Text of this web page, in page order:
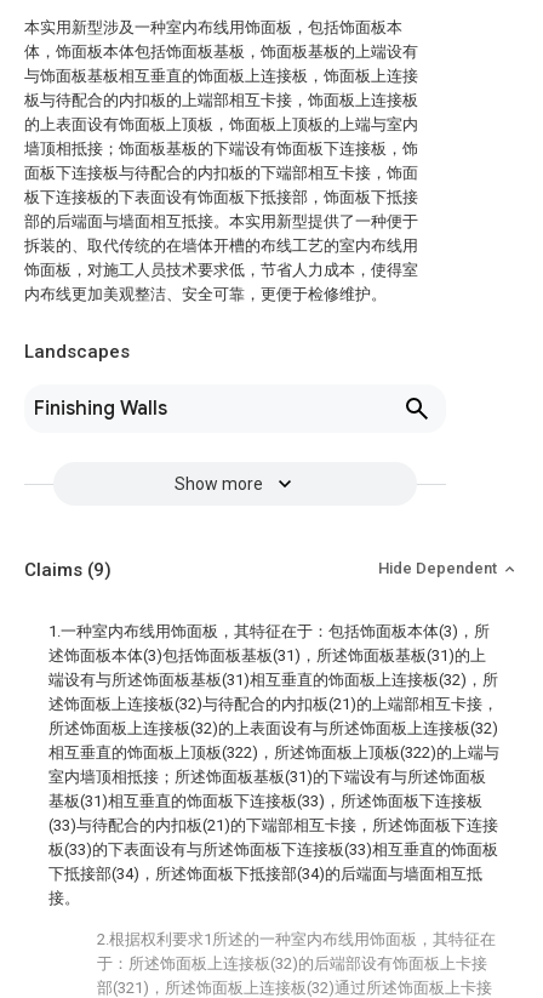
本实用新型涉及一种室内布线用饰面板，包括饰面板本
体，饰面板本体包括饰面板基板，饰面板基板的上端设有
与饰面板基板相互垂直的饰面板上连接板，饰面板上连接
板与待配合的内扣板的上端部相互卡接，饰面板上连接板
的上表面设有饰面板上顶板，饰面板上顶板的上端与室内
墙顶相抵接；饰面板基板的下端设有饰面板下连接板，饰
面板下连接板与待配合的内扣板的下端部相互卡接，饰面
板下连接板的下表面设有饰面板下抵接部，饰面板下抵接
部的后端面与墙面相互抵接。本实用新型提供了一种便于
拆装的、取代传统的在墙体开槽的布线工艺的室内布线用
饰面板，对施工人员技术要求低，节省人力成本，使得室
内布线更加美观整洁、安全可靠，更便于检修维护。
Landscapes
Finishing Walls
Show more
Claims (9) Hide Dependent
1.一种室内布线用饰面板，其特征在于：包括饰面板本体(3)，所
述饰面板本体(3)包括饰面板基板(31)，所述饰面板基板(31)的上
端设有与所述饰面板基板(31)相互垂直的饰面板上连接板(32)，所
述饰面板上连接板(32)与待配合的内扣板(21)的上端部相互卡接，
所述饰面板上连接板(32)的上表面设有与所述饰面板上连接板(32)
相互垂直的饰面板上顶板(322)，所述饰面板上顶板(322)的上端与
室内墙顶相抵接；所述饰面板基板(31)的下端设有与所述饰面板
基板(31)相互垂直的饰面板下连接板(33)，所述饰面板下连接板
(33)与待配合的内扣板(21)的下端部相互卡接，所述饰面板下连接
板(33)的下表面设有与所述饰面板下连接板(33)相互垂直的饰面板
下抵接部(34)，所述饰面板下抵接部(34)的后端面与墙面相互抵
接。
2.根据权利要求1所述的一种室内布线用饰面板，其特征在
于：所述饰面板上连接板(32)的后端部设有饰面板上卡接
部(321)，所述饰面板上连接板(32)通过所述饰面板上卡接